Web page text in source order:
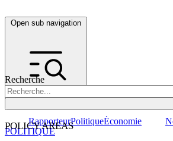
Open sub navigation
Recherche
POLICY AREAS
RapporteurPolitiqueÉconomie
POLITIQUE